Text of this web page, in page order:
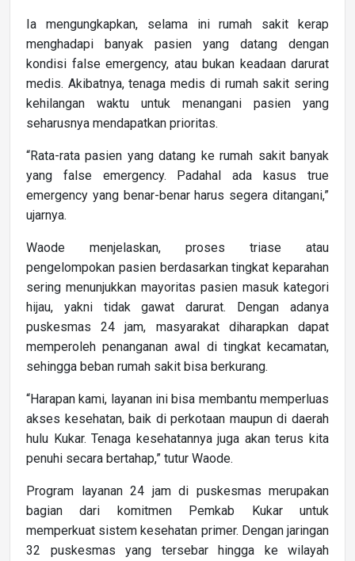
Ia mengungkapkan, selama ini rumah sakit kerap
menghadapi banyak pasien yang datang dengan
kondisi false emergency, atau bukan keadaan darurat
medis. Akibatnya, tenaga medis di rumah sakit sering
kehilangan waktu untuk menangani pasien yang
seharusnya mendapatkan prioritas.
“Rata-rata pasien yang datang ke rumah sakit banyak
yang false emergency. Padahal ada kasus true
emergency yang benar-benar harus segera ditangani,”
ujarnya.
Waode menjelaskan, proses triase atau
pengelompokan pasien berdasarkan tingkat keparahan
sering menunjukkan mayoritas pasien masuk kategori
hijau, yakni tidak gawat darurat. Dengan adanya
puskesmas 24 jam, masyarakat diharapkan dapat
memperoleh penanganan awal di tingkat kecamatan,
sehingga beban rumah sakit bisa berkurang.
“Harapan kami, layanan ini bisa membantu memperluas
akses kesehatan, baik di perkotaan maupun di daerah
hulu Kukar. Tenaga kesehatannya juga akan terus kita
penuhi secara bertahap,” tutur Waode.
Program layanan 24 jam di puskesmas merupakan
bagian dari komitmen Pemkab Kukar untuk
memperkuat sistem kesehatan primer. Dengan jaringan
32 puskesmas yang tersebar hingga ke wilayah